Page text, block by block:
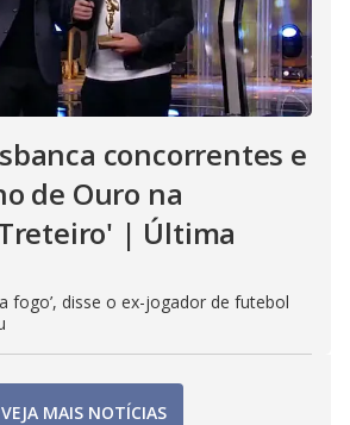
concorrentes e
de Ouro na
| Última
fogo’, disse o ex-jogador de futebol
VEJA MAIS NOTÍCIAS